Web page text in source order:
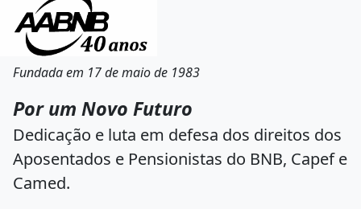
Fundada em 17 de maio de 1983
Por um Novo Futuro
Dedicação e luta em defesa dos direitos dos
Aposentados e Pensionistas do BNB, Capef e
Camed.